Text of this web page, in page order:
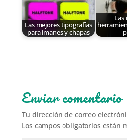
Las mejores tipografías
para imanes y chapas
Las
Enviar comentario
Tu dirección de correo
Los campos obligatorios están